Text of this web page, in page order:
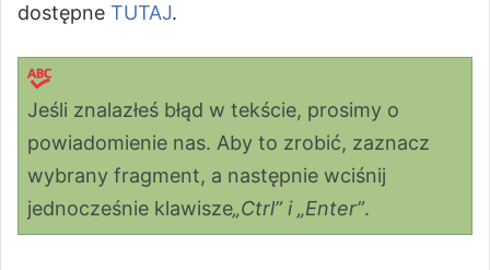
dostępne TUTAJ.
Jeśli znalazłeś błąd w tekście, prosimy o
powiadomienie nas. Aby to zrobić, zaznacz
wybrany fragment, a następnie wciśnij
jednocześnie klawisze„Ctrl” i „Enter”.